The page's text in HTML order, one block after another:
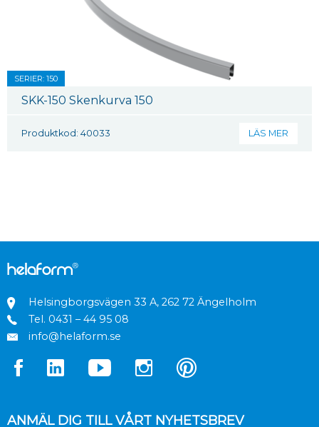
SERIER: 150
SKK-150 Skenkurva 150
Produktkod: 40033 LÄS MER
Helsingborgsvägen 33 A, 262 72 Ängelholm
Tel. 0431 – 44 95 08
info@helaform.se
ANMÄL DIG TILL VÅRT NYHETSBREV